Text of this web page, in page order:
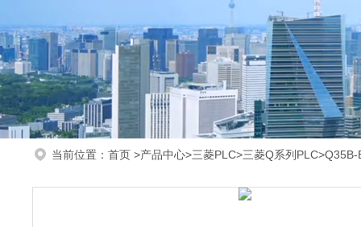
当前位置： 首页 >产品中心>三菱PLC>三菱Q系列PLC>Q35B-